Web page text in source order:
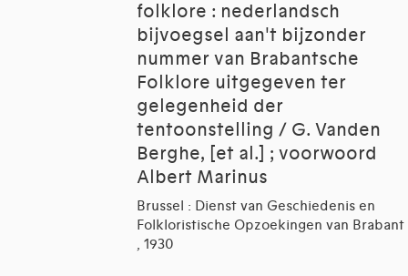
folklore : nederlandsch
bijvoegsel aan't bijzonder
nummer van Brabantsche
Folklore uitgegeven ter
gelegenheid der
tentoonstelling / G. Vanden
Berghe, [et al.] ; voorwoord
Albert Marinus
Brussel : Dienst van Geschiedenis en
Folkloristische Opzoekingen van Brabant
, 1930